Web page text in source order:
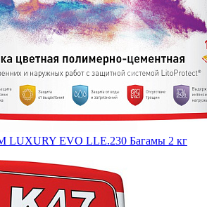
LUXURY EVO LLE.230 Багамы 2 кг